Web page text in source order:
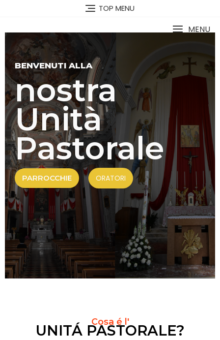
TOP MENU
MENU
BENVENUTI ALLA
nostra
Unità
Pastorale
PARROCCHIE ORATORI
Cosa é l'
UNITÁ PASTORALE?